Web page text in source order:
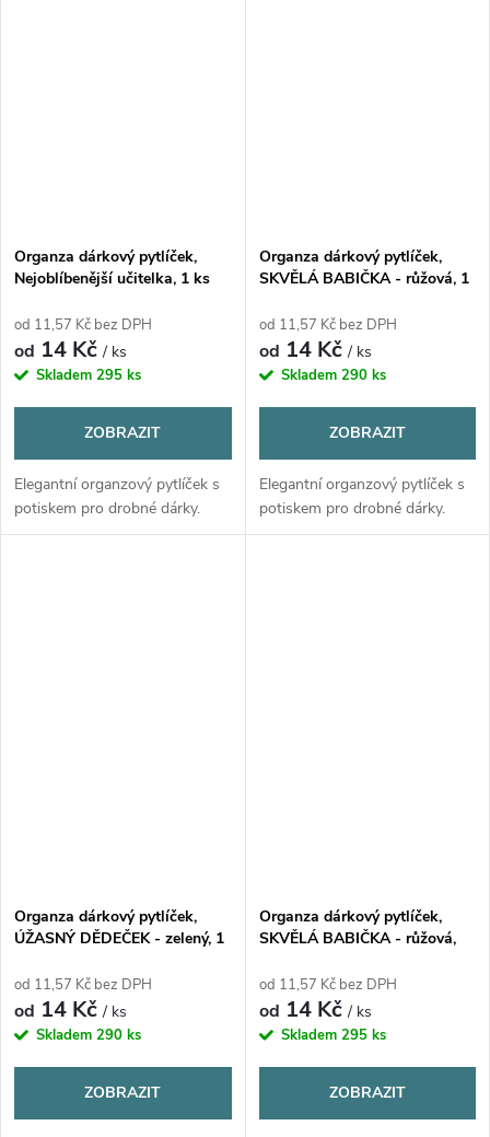
Organza dárkový pytlíček,
Nejoblíbenější učitelka, 1 ks
od 11,57 Kč bez DPH
od 14 Kč/ ks
Skladem 295 ks
ZOBRAZIT
Elegantní organzový pytlíček s
potiskem pro drobné dárky.
Organza dárkový pytlíček,
SKVĚLÁ BABIČKA - růžová, 1
od 11,57 Kč bez DPH
od 14 Kč/ ks
Skladem 290 ks
ZOBRAZIT
Elegantní organzový pytlíček s
potiskem pro drobné dárky.
Organza dárkový pytlíček,
ÚŽASNÝ DĚDEČEK - zelený, 1
od 11,57 Kč bez DPH
od 14 Kč/ ks
Skladem 290 ks
ZOBRAZIT
Organza dárkový pytlíček,
SKVĚLÁ BABIČKA - růžová,
od 11,57 Kč bez DPH
od 14 Kč/ ks
Skladem 295 ks
ZOBRAZIT